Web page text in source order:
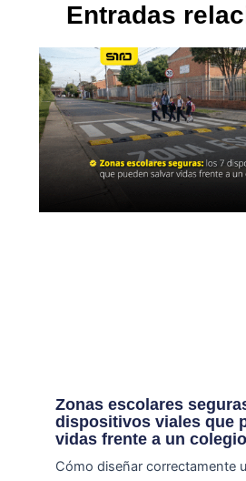
Entradas
Zonas escolares
dispositivos viales que
vidas frente a un colegio
Cómo diseñar correctamente